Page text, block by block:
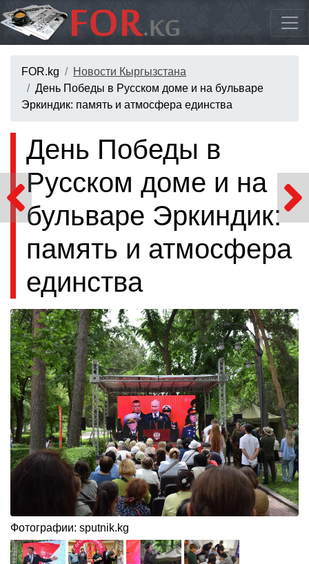
FOR.kg
Новости Кыргызстана
День Победы в Русском доме и на бульваре
Эркиндик: память и атмосфера единства
День Победы в
Русском доме и на
бульваре Эркиндик:
память и атмосфера
единства
Фотографии: sputnik.kg